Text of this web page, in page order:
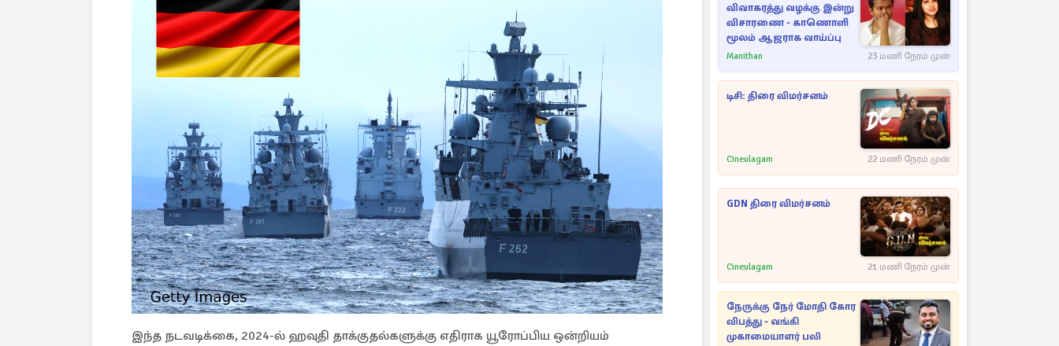
இந்த நடவடிக்கை, 2024-ல் ஹவுதி தாக்குதல்களுக்கு எதிராக யூரோப்பிய ஒன்றியம்
விவாகரத்து வழக்கு இன்று
விசாரணை - காணொளி
மூலம் ஆஜராக வாய்ப்பு
Manithan 23 மணி நேரம் முன்
டிசி: திரை விமர்சனம்
Cineulagam 22 மணி நேரம் முன்
GDN திரை விமர்சனம்
Cineulagam 21 மணி நேரம் முன்
நேருக்கு நேர் மோதி கோர
விபத்து - வங்கி
முகாமையாளர் பலி